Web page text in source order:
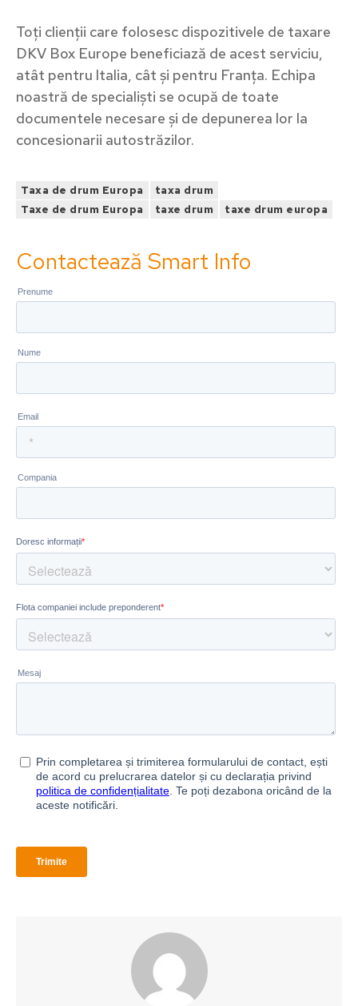
Abonează-te la newsletter
Complexitatea devine simplitate cu Smartinfo.
Toți clienții care folosesc dispozitivele de taxare
DKV Box Europe beneficiază de acest serviciu,
atât pentru Italia, cât și pentru Franța. Echipa
noastră de specialiști se ocupă de toate
documentele necesare și de depunerea lor la
concesionarii autostrăzilor.
Taxa de drum Europa
taxa drum
Taxe de drum Europa
taxe drum taxe drum europa
Contactează Smart Info